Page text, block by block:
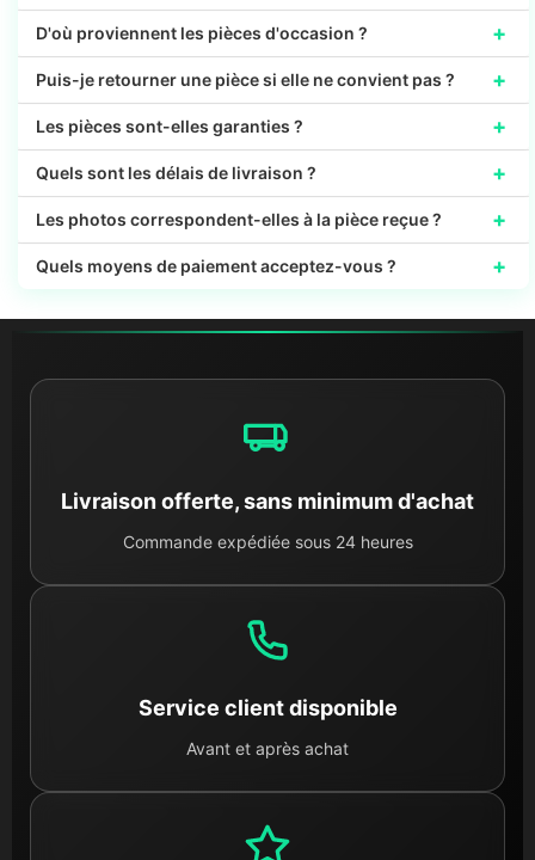
D'où proviennent les pièces d'occasion ? +
Puis-je retourner une pièce si elle ne convient pas ? +
Les pièces sont-elles garanties ? +
Quels sont les délais de livraison ? +
Les photos correspondent-elles à la pièce reçue ? +
Quels moyens de paiement acceptez-vous ? +
Livraison offerte, sans minimum d'achat
Commande expédiée sous 24 heures
Service client disponible
Avant et après achat